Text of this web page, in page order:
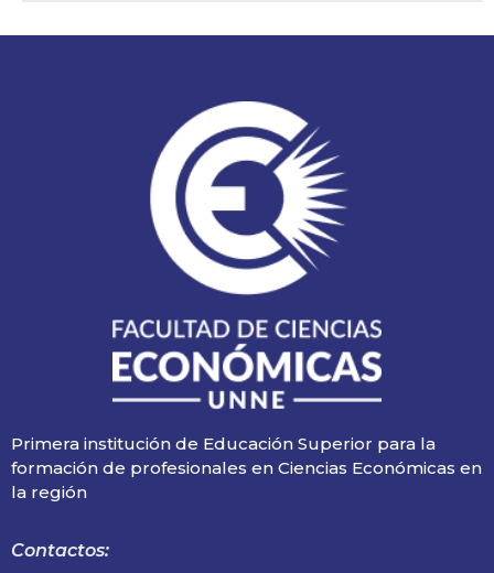
Primera institución de Educación Superior para la
formación de profesionales en Ciencias Económicas en
la región
Contactos: